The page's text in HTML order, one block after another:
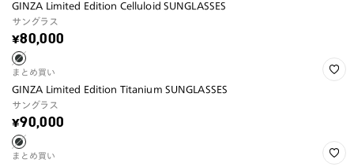
GINZA Limited Edition Celluloid SUNGLASSES
サングラス
¥80,000
まとめ買い
GINZA Limited Edition Titanium SUNGLASSES
サングラス
¥90,000
まとめ買い